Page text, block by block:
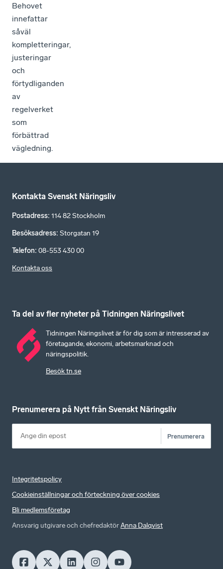
Behovet
innefattar
såväl
kompletteringar,
justeringar
och
förtydliganden
av
regelverket
som
förbättrad
vägledning.
Kontakta Svenskt Näringsliv
Postadress: 114 82 Stockholm
Besöksadress: Storgatan 19
Telefon: 08-553 430 00
Kontakta oss
Ta del av fler nyheter på Tidningen Näringslivet
Tidningen Näringslivet är för dig som är intresserad av
företagande, ekonomi, arbetsmarknad och
näringspolitik.
Besök tn.se
Prenumerera på Nytt från Svenskt Näringsliv
Prenumerera
Integritetspolicy
Cookieinställningar och förteckning över cookies
Bli medlemsföretag
Ansvarig utgivare och chefredaktörAnna Dalqvist